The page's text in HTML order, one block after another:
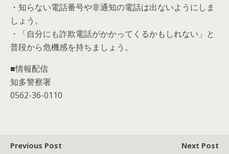
・知らない電話番号や非通知の電話は出ないようにしま
しょう。
・「自分にも詐欺電話がかかってくるかもしれない」と
普段から危機感を持ちましょう。
■情報配信
知多警察署
0562-36-0110
Previous Post
Next Post